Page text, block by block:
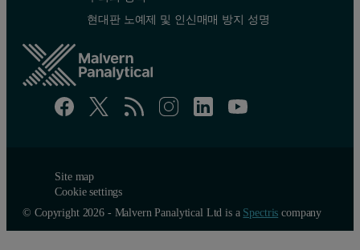
현대판 노예제 및 인신매매 방지 성명
Site map
Cookie settings
© Copyright 2026 - Malvern Panalytical Ltd is a Spectris company